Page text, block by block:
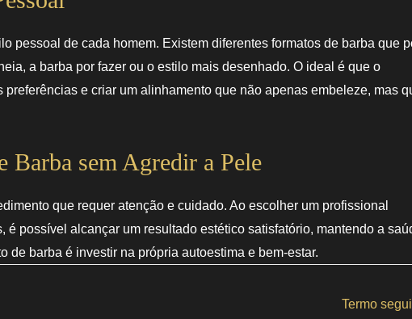
pessoal de cada homem. Existem diferentes formatos de barba que
a barba por fazer ou o estilo mais desenhado. O ideal é que o
e criar um alinhamento que não apenas embeleze, mas
Barba sem Agredir a Pele
que requer atenção e cuidado. Ao escolher um profissional
possível alcançar um resultado estético satisfatório, mantendo a
de barba é investir na própria autoestima e bem-estar.
Termo